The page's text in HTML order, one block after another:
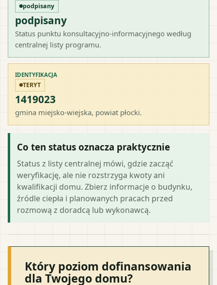
podpisany
podpisany
Status punktu konsultacyjno-informacyjnego według
centralnej listy programu.
IDENTYFIKACJA
TERYT
1419023
gmina miejsko-wiejska, powiat płocki.
Co ten status oznacza praktycznie
Status z listy centralnej mówi, gdzie zacząć
weryfikację, ale nie rozstrzyga kwoty ani
kwalifikacji domu. Zbierz informacje o budynku,
źródle ciepła i planowanych pracach przed
rozmową z doradcą lub wykonawcą.
Który poziom dofinansowania
dla Twojego domu?